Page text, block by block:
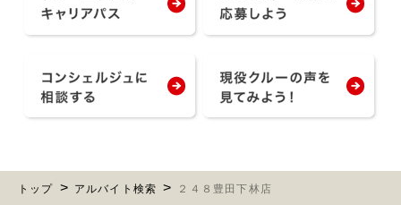
トップ アルバイト検索 ２４８豊田下林店